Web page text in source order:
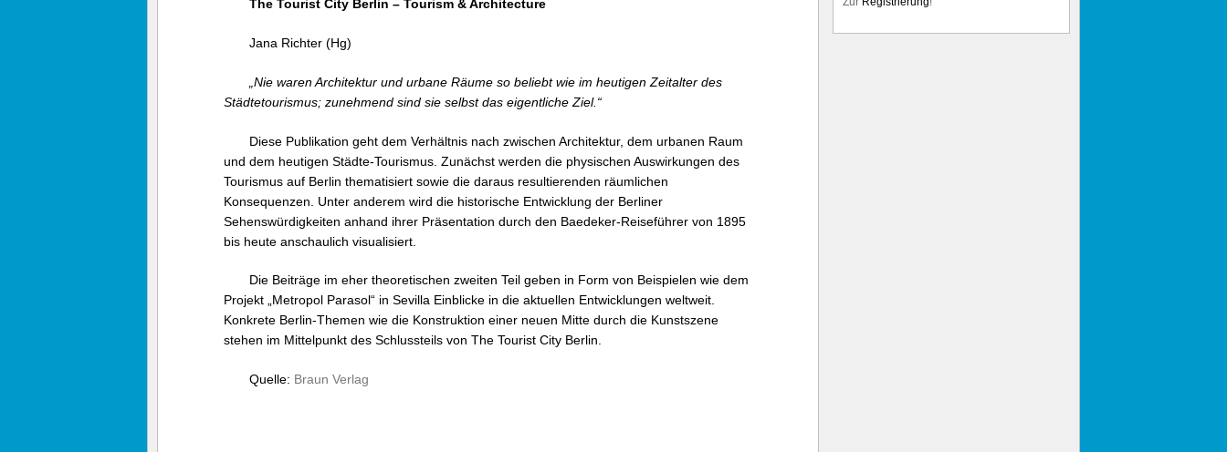
The Tourist City Berlin – Tourism & Architecture
Jana Richter (Hg)
„Nie waren Architektur und urbane Räume so beliebt wie im heutigen Zeitalter des
Städtetourismus; zunehmend sind sie selbst das eigentliche Ziel.“
Diese Publikation geht dem Verhältnis nach zwischen Architektur, dem urbanen Raum
und dem heutigen Städte-Tourismus. Zunächst werden die physischen Auswirkungen des
Tourismus auf Berlin thematisiert sowie die daraus resultierenden räumlichen
Konsequenzen. Unter anderem wird die historische Entwicklung der Berliner
Sehenswürdigkeiten anhand ihrer Präsentation durch den Baedeker-Reiseführer von 1895
bis heute anschaulich visualisiert.
Die Beiträge im eher theoretischen zweiten Teil geben in Form von Beispielen wie dem
Projekt „Metropol Parasol“ in Sevilla Einblicke in die aktuellen Entwicklungen weltweit.
Konkrete Berlin-Themen wie die Konstruktion einer neuen Mitte durch die Kunstszene
stehen im Mittelpunkt des Schlussteils von The Tourist City Berlin.
Quelle: Braun Verlag